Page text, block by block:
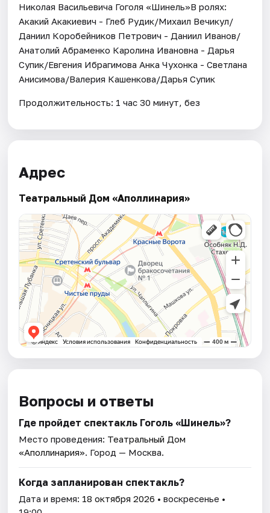
Николая Васильевича Гоголя «Шинель»В ролях:
Акакий Акакиевич - Глеб Рудик/Михаил Вечикул/
Даниил Коробейников Петрович - Даниил Иванов/
Анатолий Абраменко Каролина Ивановна - Дарья
Супик/Евгения Ибрагимова Анка Чухонка - Светлана
Анисимова/Валерия Кашенкова/Дарья Супик
Продолжительность: 1 час 30 минут, без
Адрес
Театральный Дом «Аполлинария»
Вопросы и ответы
Где пройдет спектакль Гоголь «Шинель»?
Место проведения: Театральный Дом
«Аполлинария». Город — Москва.
Когда запланирован спектакль?
Дата и время: 18 октября 2026 • воскресенье •